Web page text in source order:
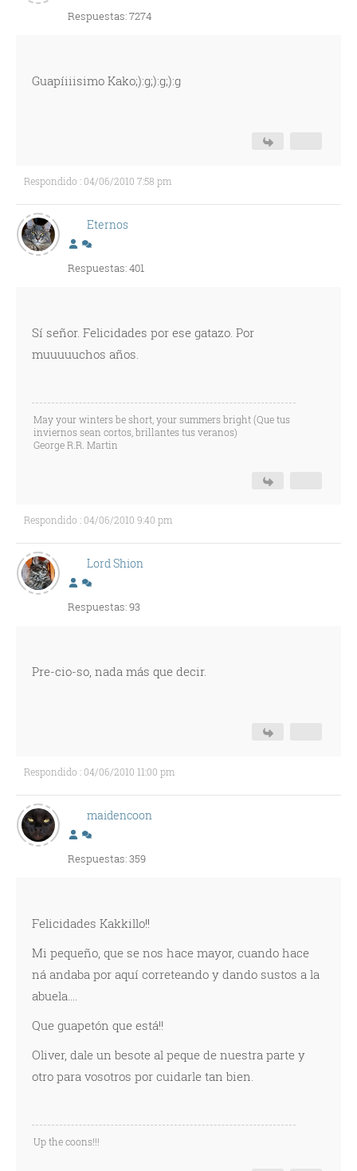
Respuestas: 7274
Guapíiiisimo Kako;):g;):g;):g
Respondido : 04/06/2010 7:58 pm
Eternos
Respuestas: 401
Sí señor. Felicidades por ese gatazo. Por
muuuuuchos años.
May your winters be short, your summers bright (Que tus
inviernos sean cortos, brillantes tus veranos)
George R.R. Martin
Respondido : 04/06/2010 9:40 pm
Lord Shion
Respuestas: 93
Pre-cio-so, nada más que decir.
Respondido : 04/06/2010 11:00 pm
maidencoon
Respuestas: 359
Felicidades Kakkillo!!
Mi pequeño, que se nos hace mayor, cuando hace
ná andaba por aquí correteando y dando sustos a la
abuela....
Que guapetón que está!!
Oliver, dale un besote al peque de nuestra parte y
otro para vosotros por cuidarle tan bien.
Up the coons!!!